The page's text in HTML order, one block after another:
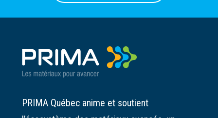
PRIMA Québec anime et soutient